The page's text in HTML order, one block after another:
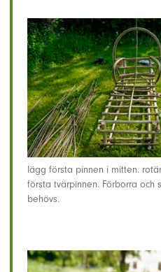
lägg första pinnen i mitten.
första tvärpinnen. Förborra och
behövs.